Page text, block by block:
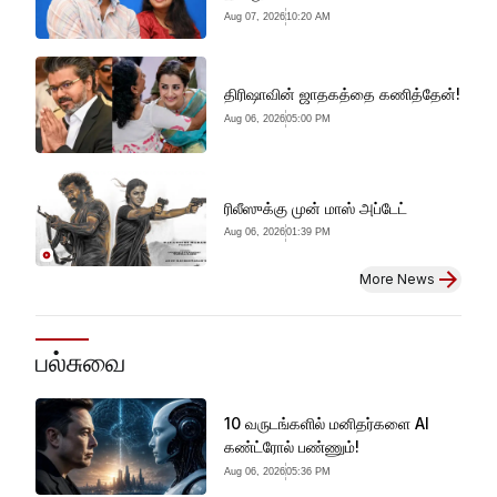
Aug 07, 202610:20 AM
திரிஷாவின் ஜாதகத்தை கணித்தேன்!
Aug 06, 202605:00 PM
ரிலீஸுக்கு முன் மாஸ் அப்டேட்
Aug 06, 202601:39 PM
More News
பல்சுவை
10 வருடங்களில் மனிதர்களை AI
கண்ட்ரோல் பண்ணும்!
Aug 06, 202605:36 PM